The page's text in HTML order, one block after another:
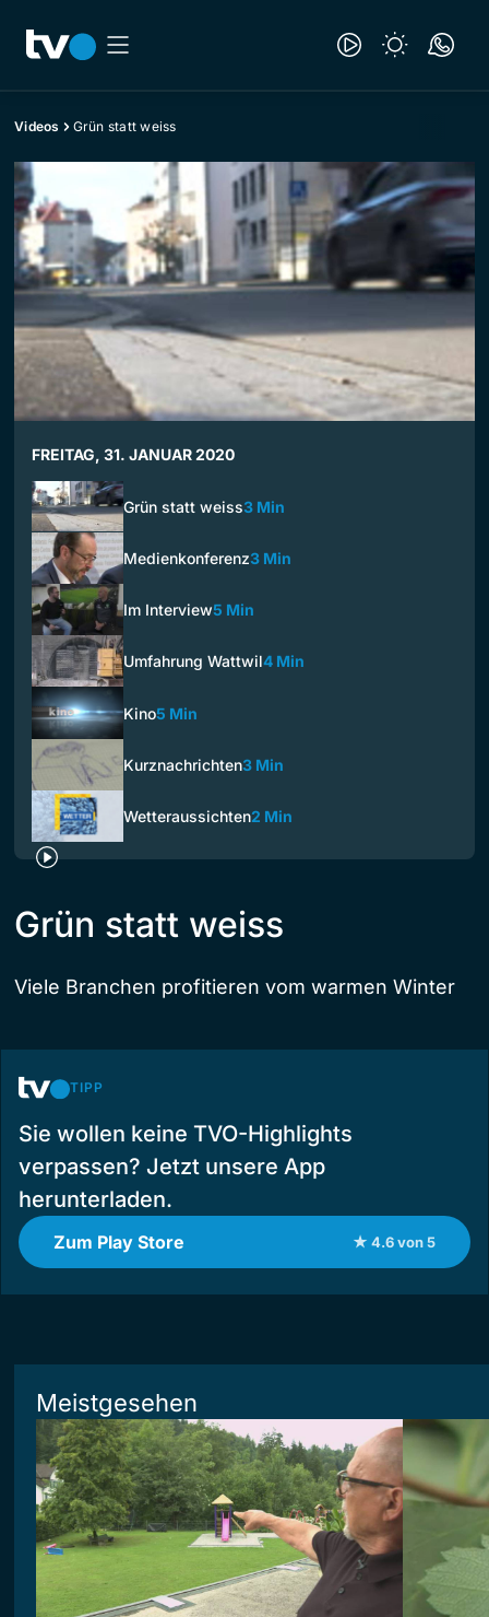
Videos Grün statt weiss
FREITAG, 31. JANUAR 2020
Grün statt weiss3 Min
Medienkonferenz3 Min
Im Interview5 Min
Umfahrung Wattwil4 Min
Kino5 Min
Kurznachrichten3 Min
Wetteraussichten2 Min
Grün statt weiss
Viele Branchen profitieren vom warmen Winter
TIPP
Sie wollen keine TVO-Highlights
verpassen? Jetzt unsere App
herunterladen.
Zum Play Store ★ 4.6 von 5
Meistgesehen